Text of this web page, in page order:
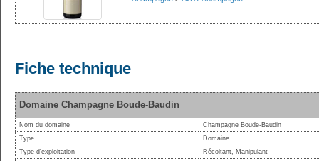
Fiche technique
Domaine Champagne Boude-Baudin
Nom du domaine
Champagne Boude-Baudin
Type
Domaine
Type d'exploitation
Récoltant, Manipulant